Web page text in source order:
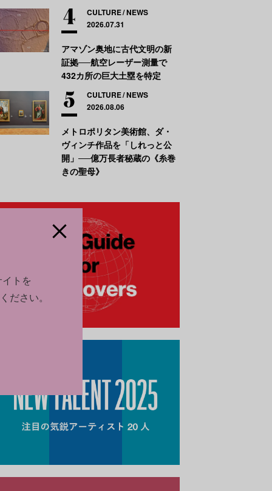
CULTURE NEWS
2026.07.31
アマゾン奥地に古代文明の新
証拠──航空レーザー測量で
432カ所の巨大土塁を特定
CULTURE NEWS
2026.08.06
メトロポリタン美術館、ダ・
ヴィンチ作品を「しれっと公
開」──億万長者秘蔵の《糸巻
きの聖母》
トを
ださい。